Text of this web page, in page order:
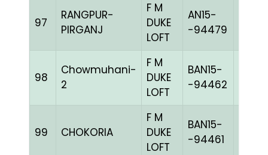
97
RANGPUR-
PIRGANJ
F M
DUKE
LOFT
AN15-
-94479
98
Chowmuhani-
2
F M
DUKE
LOFT
BAN15-
-94462
99 CHOKORIA
F M
DUKE
LOFT
BAN15-
-94461